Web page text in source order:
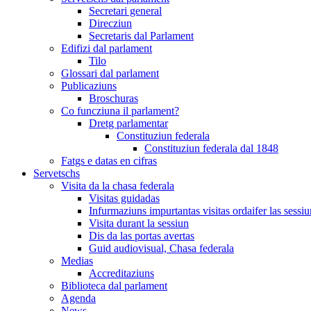
Secretari general
Direcziun
Secretaris dal Parlament
Edifizi dal parlament
Tilo
Glossari dal parlament
Publicaziuns
Broschuras
Co funcziuna il parlament?
Dretg parlamentar
Constituziun federala
Constituziun federala dal 1848
Fatgs e datas en cifras
Servetschs
Visita da la chasa federala
Visitas guidadas
Infurmaziuns impurtantas visitas ordaifer las
Visita durant la sessiun
Dis da las portas avertas
Guid audiovisual, Chasa federala
Medias
Accreditaziuns
Biblioteca dal parlament
Agenda